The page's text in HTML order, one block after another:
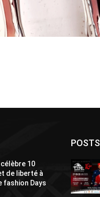
10
de liberté à
fashion Days